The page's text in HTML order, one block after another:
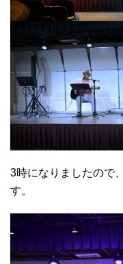
3時になりましたので
す。